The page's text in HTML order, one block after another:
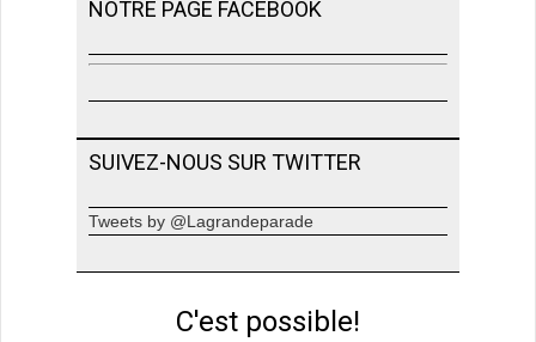
NOTRE PAGE FACEBOOK
SUIVEZ-NOUS SUR TWITTER
Tweets by @Lagrandeparade
C'est possible!